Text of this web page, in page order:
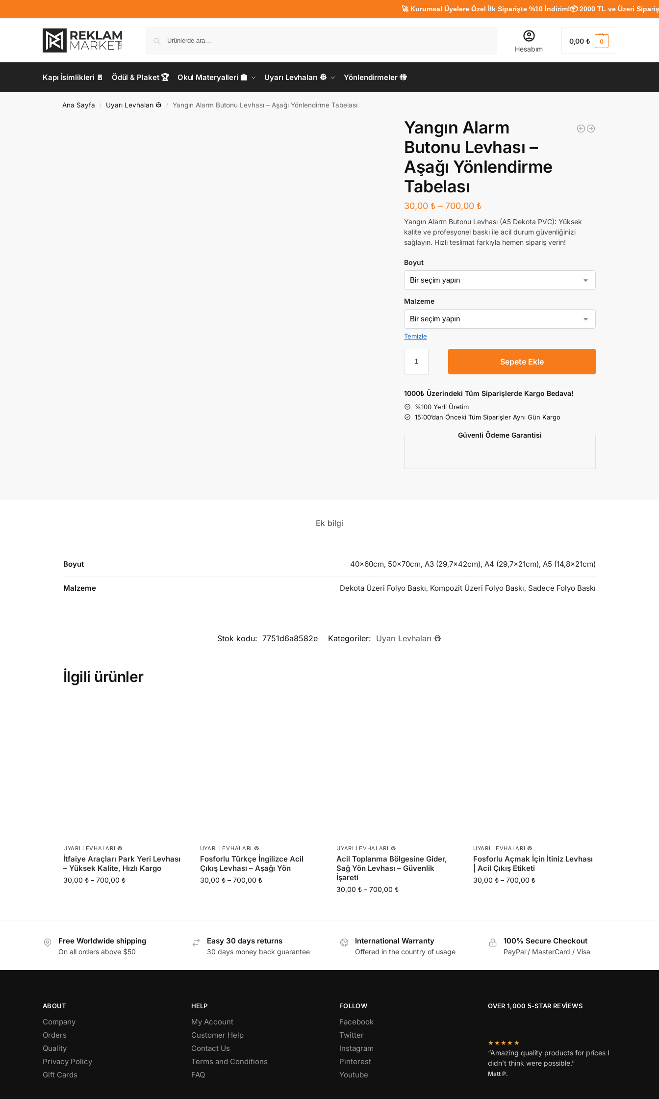
🚀 Kurumsal Üyelere Özel İlk Siparişte %10 İndirim!📦 2000 TL ve Üzeri Siparişlerde
Hesabım
0,00₺ 0
Kapı İsimlikleri 🚪 Ödül & Plaket 🏆 Okul Materyalleri 🏫 Uyarı Levhaları 👷 Yönlendirmeler 🚻
Ana Sayfa / Uyarı Levhaları 👷 / Yangın Alarm Butonu Levhası – Aşağı Yönlendirme Tabelası
Yangın Alarm
Butonu Levhası –
Aşağı Yönlendirme
Tabelası
30,00₺ –700,00₺
Yangın Alarm Butonu Levhası (A5 Dekota PVC): Yüksek
kalite ve profesyonel baskı ile acil durum güvenliğinizi
sağlayın. Hızlı teslimat farkıyla hemen sipariş verin!
Boyut
Malzeme
Temizle
Sepete Ekle
1000₺ Üzerindeki Tüm Siparişlerde Kargo Bedava!
%100 Yerli Üretim
15:00’dan Önceki Tüm Siparişler Aynı Gün Kargo
Güvenli Ödeme Garantisi
Ek bilgi
Boyut 40x60cm, 50x70cm, A3 (29,7x42cm), A4 (29,7x21cm), A5 (14,8x21cm)
Malzeme Dekota Üzeri Folyo Baskı, Kompozit Üzeri Folyo Baskı, Sadece Folyo Baskı
Stok kodu: 7751d6a8582e Kategoriler: Uyarı Levhaları 👷
İlgili ürünler
UYARI LEVHALARI 👷
İtfaiye Araçları Park Yeri Levhası
– Yüksek Kalite, Hızlı Kargo
30,00 ₺ – 700,00 ₺
UYARI LEVHALARI 👷
Fosforlu Türkçe İngilizce Acil
Çıkış Levhası – Aşağı Yön
30,00 ₺ – 700,00 ₺
UYARI LEVHALARI 👷
Acil Toplanma Bölgesine Gider,
Sağ Yön Levhası – Güvenlik
İşareti
30,00₺ –700,00₺
UYARI LEVHALARI 👷
Fosforlu Açmak İçin İtiniz Levhası
| Acil Çıkış Etiketi
30,00₺ –700,00₺
Free Worldwide shipping
On all orders above $50
Easy 30 days returns
30 days money back guarantee
International Warranty
Offered in the country of usage
100% Secure Checkout
PayPal / MasterCard / Visa
ABOUT
Company
Orders
Quality
Privacy Policy
Gift Cards
HELP
My Account
Customer Help
Contact Us
Terms and Conditions
FAQ
FOLLOW
Facebook
Twitter
Instagram
Pinterest
Youtube
OVER 1,000 5-STAR REVIEWS
★★★★★
“Amazing quality products for prices I
didn’t think were possible.”
Matt P.